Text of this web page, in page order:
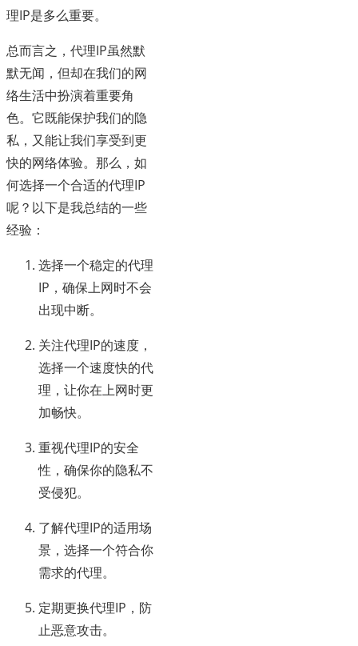
理IP是多么重要。
总而言之，代理IP虽然默
默无闻，但却在我们的网
络生活中扮演着重要角
色。它既能保护我们的隐
私，又能让我们享受到更
快的网络体验。那么，如
何选择一个合适的代理IP
呢？以下是我总结的一些
经验：
选择一个稳定的代理
IP，确保上网时不会
出现中断。
关注代理IP的速度，
选择一个速度快的代
理，让你在上网时更
加畅快。
重视代理IP的安全
性，确保你的隐私不
受侵犯。
了解代理IP的适用场
景，选择一个符合你
需求的代理。
定期更换代理IP，防
止恶意攻击。